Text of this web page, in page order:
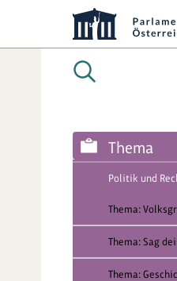
Thema
Politik und
Thema:
Thema: Sag
Thema: